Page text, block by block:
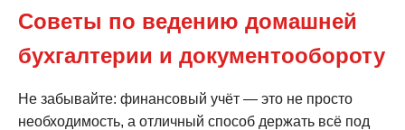
Советы по ведению домашней
бухгалтерии и документообороту
Не забывайте: финансовый учёт — это не просто
необходимость, а отличный способ держать всё под